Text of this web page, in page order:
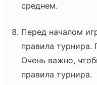
среднем.
Перед началом
правила
Очень важно,
правила турнира.